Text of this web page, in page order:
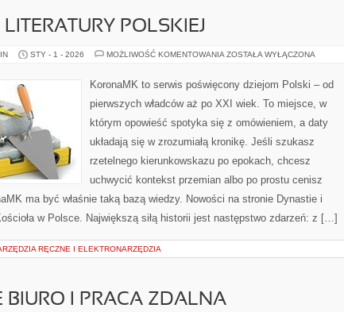
LITERATURY POLSKIEJ
STY - 1 - 2026 MOŻLIWOŚĆ KOMENTOWANIA HISTORIA
ZOSTAŁA WYŁĄCZONA
KoronaMK to serwis poświęcony dziejom Polski – od
pierwszych władców aż po XXI wiek. To miejsce, w
którym opowieść spotyka się z omówieniem, a daty
układają się w zrozumiałą kronikę. Jeśli szukasz
rzetelnego kierunkowskazu po epokach, chcesz
uchwycić kontekst przemian albo po prostu cenisz
ma być właśnie taką bazą wiedzy. Nowości na stronie Dynastie i
w Polsce. Największą siłą historii jest następstwo zdarzeń: z […]
RĘCZNE I ELEKTRONARZĘDZIA
BIURO I PRACA ZDALNA